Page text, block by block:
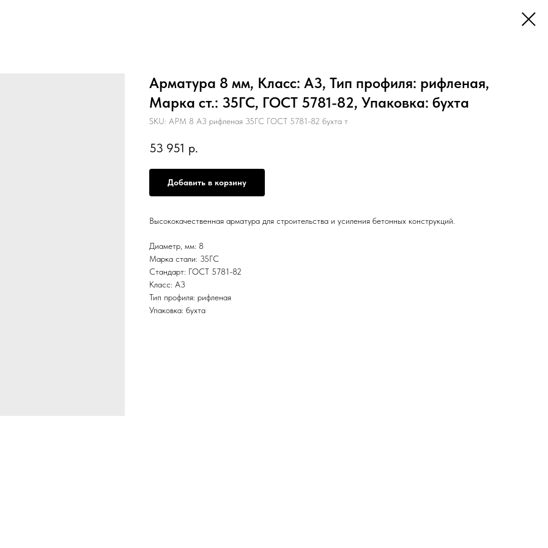
Арматура 8 мм, Класс: А3, Тип профиля: рифленая,
Марка ст.: 35ГС, ГОСТ 5781-82, Упаковка: бухта
SKU: АРМ 8 А3 рифленая 35ГС ГОСТ 5781-82 бухта т
53 951 р.
Добавить в корзину
Высококачественная арматура для строительства и усиления бетонных конструкций.
Диаметр, мм: 8
Марка стали: 35ГС
Стандарт: ГОСТ 5781-82
Класс: А3
Тип профиля: рифленая
Упаковка: бухта